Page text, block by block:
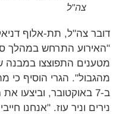
צה"ל
צה"ל, תת-אלוף דניאל
התרחש במהלך
התפוצצו במבנה
הגרי הוסיף כי
ב-7 באוקטובר, וביצעו את
וניר עוז. "אנחנו